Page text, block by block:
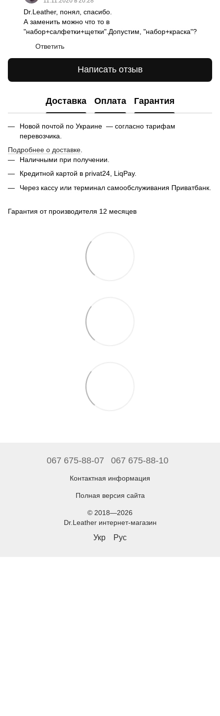
Dr.Leather, понял, спасибо.
А заменить можно что то в
"набор+салфетки+щетки".Допустим, "набор+краска"?
Ответить
Написать отзыв
Доставка Оплата Гарантия
Новой почтой по Украине — согласно тарифам
перевозчика.
Подробнее о доставке
Наличными при получении.
Кредитной картой в privat24, LiqPay.
Через кассу или терминал самообслуживания Приватбанк.
Гарантия от производителя 12 месяцев
067 675-88-07 067 675-88-10
Контактная информация
Полная версия сайта
© 2018—2026
Dr.Leather интернет-магазин
Укр Рус